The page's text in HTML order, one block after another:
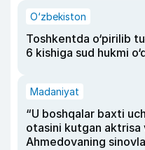
O‘zbekiston
Toshkentda o‘pirilib
6 kishiga sud hukmi
Madaniyat
“U boshqalar baxti
otasini kutgan aktrisa
Ahmedovaning